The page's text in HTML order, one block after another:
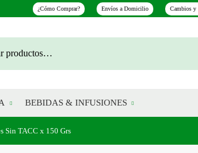
¿Cómo Comprar? Envíos a Domicilio Cambios y
BEBIDAS & INFUSIONES
Sin TACC x 150 Grs